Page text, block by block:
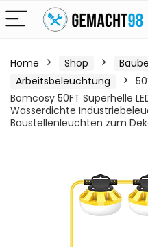
Home Shop
Arbeitsbeleuchtung
Bomcosy 50FT Superhelle
Wasserdichte
Baustellenleuchten zum